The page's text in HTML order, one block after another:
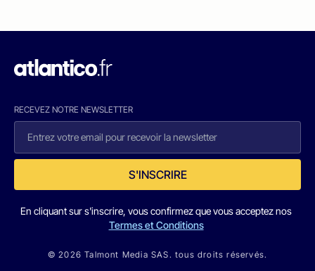
RECEVEZ NOTRE NEWSLETTER
S'INSCRIRE
En cliquant sur s'inscrire, vous confirmez que vous acceptez nos
Termes et Conditions
© 2026 Talmont Media SAS. tous droits réservés.